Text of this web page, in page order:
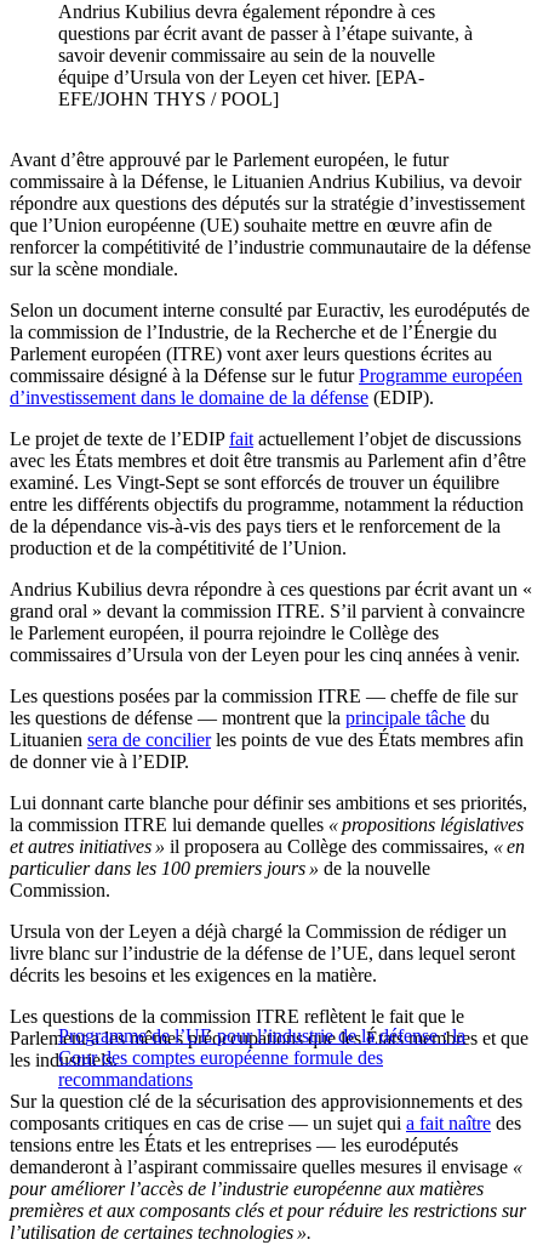
Andrius Kubilius devra également répondre à ces
questions par écrit avant de passer à l’étape suivante, à
savoir devenir commissaire au sein de la nouvelle
équipe d’Ursula von der Leyen cet hiver. [EPA-
EFE/JOHN THYS / POOL]
Avant d’être approuvé par le Parlement européen, le futur
commissaire à la Défense, le Lituanien Andrius Kubilius, va devoir
répondre aux questions des députés sur la stratégie d’investissement
que l’Union européenne (UE) souhaite mettre en œuvre afin de
renforcer la compétitivité de l’industrie communautaire de la défense
sur la scène mondiale.
Selon un document interne consulté par Euractiv, les eurodéputés de
la commission de l’Industrie, de la Recherche et de l’Énergie du
Parlement européen (ITRE) vont axer leurs questions écrites au
commissaire désigné à la Défense sur le futurProgramme européen
d’investissement dans le domaine de la défense (EDIP).
Le projet de texte de l’EDIPfait actuellement l’objet de discussions
avec les États membres et doit être transmis au Parlement afin d’être
examiné. Les Vingt-Sept se sont efforcés de trouver un équilibre
entre les différents objectifs du programme, notamment la réduction
de la dépendance vis-à-vis des pays tiers et le renforcement de la
production et de la compétitivité de l’Union.
Andrius Kubilius devra répondre à ces questions par écrit avant un «
grand oral » devant la commission ITRE. S’il parvient à convaincre
le Parlement européen, il pourra rejoindre le Collège des
commissaires d’Ursula von der Leyen pour les cinq années à venir.
Les questions posées par la commission ITRE — cheffe de file sur
les questions de défense — montrent que la principale tâche du
Lituanien sera de concilierles points de vue des États membres afin
de donner vie à l’EDIP.
Lui donnant carte blanche pour définir ses ambitions et ses priorités,
la commission ITRE lui demande quelles « propositions législatives
et autres initiatives » il proposera au Collège des commissaires, « en
particulier dans les 100 premiers jours » de la nouvelle
Commission.
Ursula von der Leyen a déjà chargé la Commission de rédiger un
livre blanc sur l’industrie de la défense de l’UE, dans lequel seront
décrits les besoins et les exigences en la matière.
Programme de l’UE pour l’industrie de la défense : la
Cour des comptes européenne formule des
recommandations
Les questions de la commission ITRE reflètent le fait que le
Parlement a les mêmes préoccupations que les États membres et que
les industriels.
Sur la question clé de la sécurisation des approvisionnements et des
composants critiques en cas de crise — un sujet qui a fait naître des
tensions entre les États et les entreprises — les eurodéputés
demanderont à l’aspirant commissaire quelles mesures il envisage «
pour améliorer l’accès de l’industrie européenne aux matières
premières et aux composants clés et pour réduire les restrictions sur
l’utilisation de certaines technologies ».